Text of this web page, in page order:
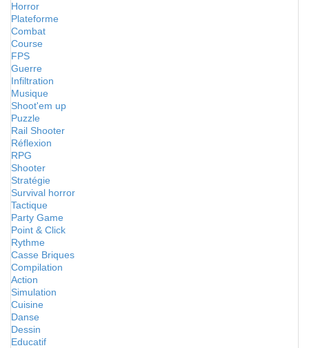
Horror
Plateforme
Combat
Course
FPS
Guerre
Infiltration
Musique
Shoot'em up
Puzzle
Rail Shooter
Réflexion
RPG
Shooter
Stratégie
Survival horror
Tactique
Party Game
Point & Click
Rythme
Casse Briques
Compilation
Action
Simulation
Cuisine
Danse
Dessin
Educatif